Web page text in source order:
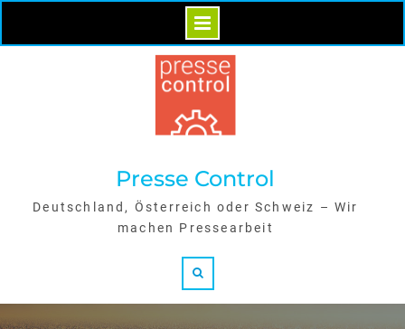
Skip
Presse Control
Deutschland, Österreich oder Schweiz – Wir
machen Pressearbeit